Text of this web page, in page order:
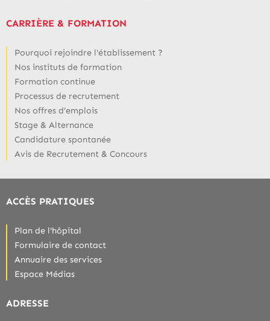
CARRIÈRE & FORMATION
Pourquoi rejoindre l'établissement ?
Nos instituts de formation
Formation continue
Processus de recrutement
Nos offres d’emplois
Stage & Alternance
Candidature spontanée
Avis de Recrutement & Concours
ACCÈS PRATIQUES
Plan de l'hôpital
Formulaire de contact
Annuaire des services
Espace Médias
ADRESSE